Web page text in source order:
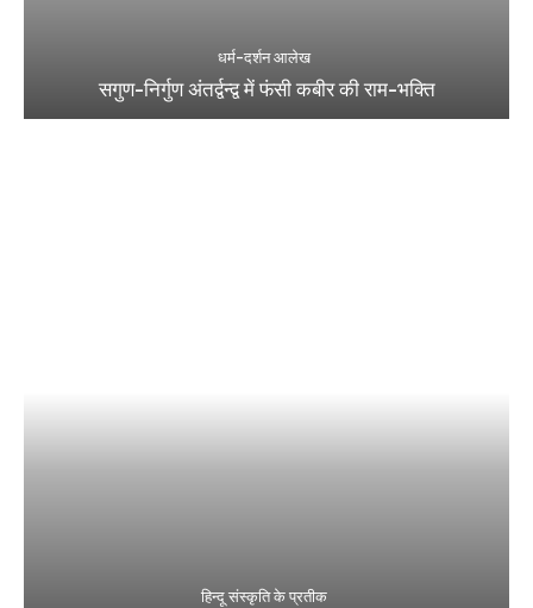
धर्म-दर्शन आलेख
सगुण-निर्गुण अंतर्द्वन्द्व में फंसी कबीर की राम-भक्ति
हिन्दू संस्कृति के प्रतीक